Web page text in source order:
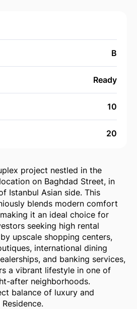
B
Ready
10
20
project nestled in the
on Baghdad Street, in
Istanbul Asian side. This
blends modern comfort
it an ideal choice for
seeking high rental
upscale shopping centers,
international dining
and banking services,
a vibrant lifestyle in one of
after neighborhoods.
balance of luxury and